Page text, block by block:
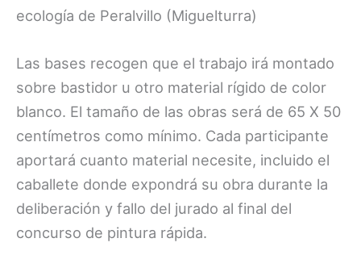
ecología de Peralvillo (Miguelturra)
Las bases recogen que el trabajo irá montado
sobre bastidor u otro material rígido de color
blanco. El tamaño de las obras será de 65 X 50
centímetros como mínimo. Cada participante
aportará cuanto material necesite, incluido el
caballete donde expondrá su obra durante la
deliberación y fallo del jurado al final del
concurso de pintura rápida.